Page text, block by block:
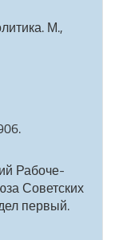
М.,
Рабоче-
Советских
первый.